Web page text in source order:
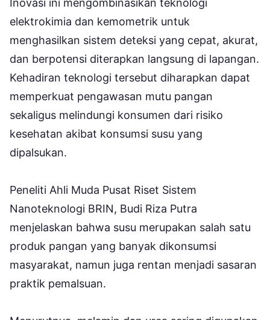
elektrokimia dan kemometrik untuk
menghasilkan sistem deteksi yang cepat, akurat,
dan berpotensi diterapkan langsung di lapangan.
Kehadiran teknologi tersebut diharapkan dapat
memperkuat pengawasan mutu pangan
sekaligus melindungi konsumen dari risiko
kesehatan akibat konsumsi susu yang
dipalsukan.
Peneliti Ahli Muda Pusat Riset Sistem
Nanoteknologi BRIN, Budi Riza Putra
menjelaskan bahwa susu merupakan salah satu
produk pangan yang banyak dikonsumsi
masyarakat, namun juga rentan menjadi sasaran
praktik pemalsuan.